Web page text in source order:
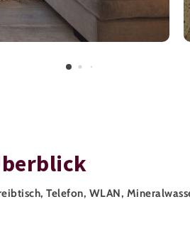
Telefon, WLAN,